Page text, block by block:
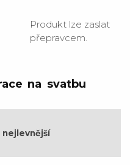
Produkt lze zaslat
přepravcem.
na svatbu
nejlevnější